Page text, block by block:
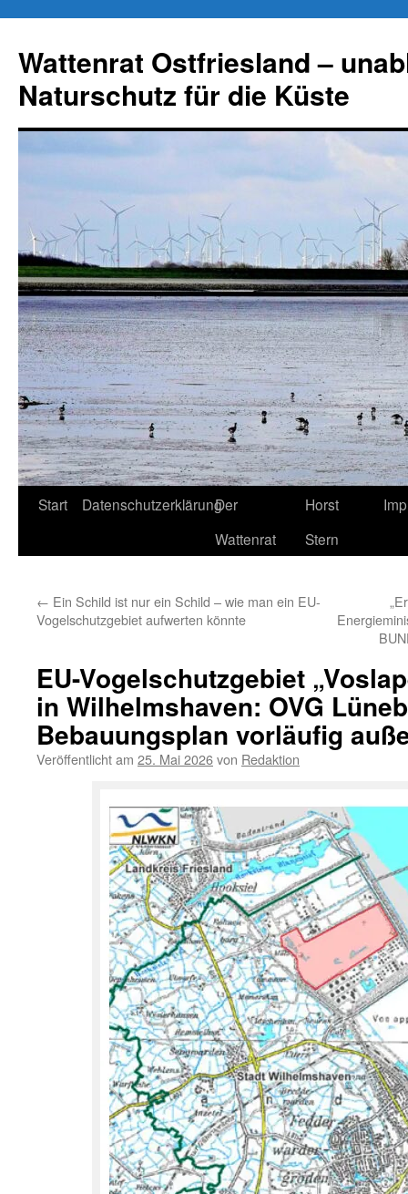
springen
Wattenrat Ostfriesland –
Naturschutz für die Küste
Start DatenschutzerklärungDer
Wattenrat
Horst
Stern
← Ein Schild ist nur ein Schild – wie man ein EU-
Vogelschutzgebiet aufwerten könnte
EU-Vogelschutzgebiet
in Wilhelmshaven: OVG
Bebauungsplan vorläufig
Veröffentlicht am 25. Mai 2026von Redaktion